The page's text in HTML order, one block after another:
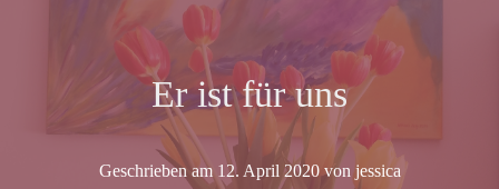
Er ist für uns
Geschrieben am 12. April 2020vonjessica